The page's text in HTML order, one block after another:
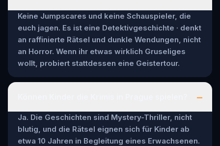
Keine Jumpscares und keine Schauspieler, die
euch jagen. Es ist eine Detektivgeschichte · denkt
an raffinierte Rätsel und dunkle Wendungen, nicht
an Horror. Wenn ihr etwas wirklich Gruseliges
wollt, probiert stattdessen eine Geistertour.
–
Ja. Die Geschichten sind Mystery-Thriller, nicht
blutig, und die Rätsel eignen sich für Kinder ab
etwa 10 Jahren in Begleitung eines Erwachsenen.